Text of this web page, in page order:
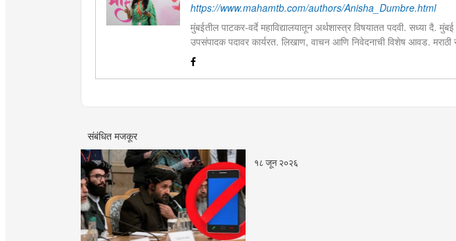
https://www.mahamtb.com/authors/Anisha_Dumbre.html
मुंबईतील पाटकर-वर्दे महाविद्यालयातून अर्थशास्त्र विषयातत पदवी. सध्या दै.
उपसंपादक पदावर कार्यरत. लिखाण, वाचन आणि निवेदनाची विशेष आवड. मराठी
आणि मनोरंजन विषयांत रस. महाविद्यालयीन काळात वक्तृत्व, कथाकथन,
पारितोषिके.\
संबंधित मजकूर
१८ जून २०२६